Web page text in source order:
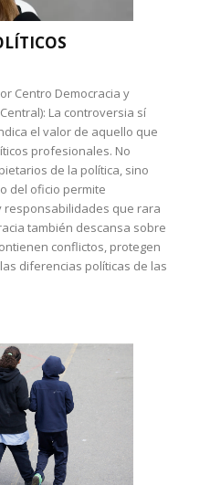
Centro Democracia y
La controversia sí
el valor de aquello que
profesionales. No
de la política, sino
del oficio permite
responsabilidades que rara
también descansa sobre
conflictos, protegen
diferencias políticas de las